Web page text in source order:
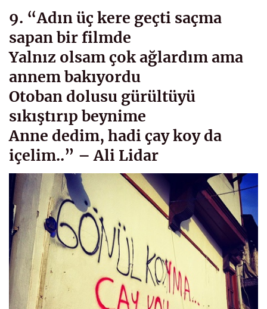
9. “Adın üç kere geçti saçma
sapan bir filmde
Yalnız olsam çok ağlardım ama
annem bakıyordu
Otoban dolusu gürültüyü
sıkıştırıp beynime
Anne dedim, hadi çay koy da
içelim..” – Ali Lidar